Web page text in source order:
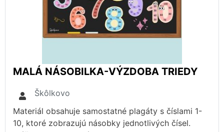
MALÁ NÁSOBILKA-VÝZDOBA TRIEDY
Škôlkovo
Materiál obsahuje samostatné plagáty s číslami 1-
10, ktoré zobrazujú násobky jednotlivých čísel.